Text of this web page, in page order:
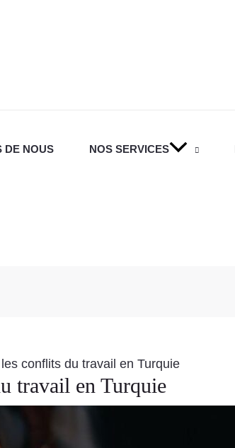
DE NOUS NOS SERVICES
conflits du travail en Turquie
travail en Turquie